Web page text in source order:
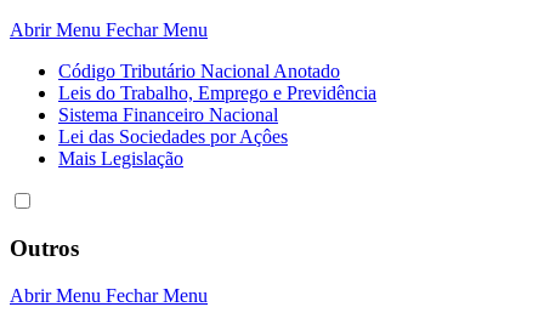
Abrir Menu Fechar Menu
Código Tributário Nacional Anotado
Leis do Trabalho, Emprego e Previdência
Sistema Financeiro Nacional
Lei das Sociedades por Açôes
Mais Legislação
Outros
Abrir Menu Fechar Menu